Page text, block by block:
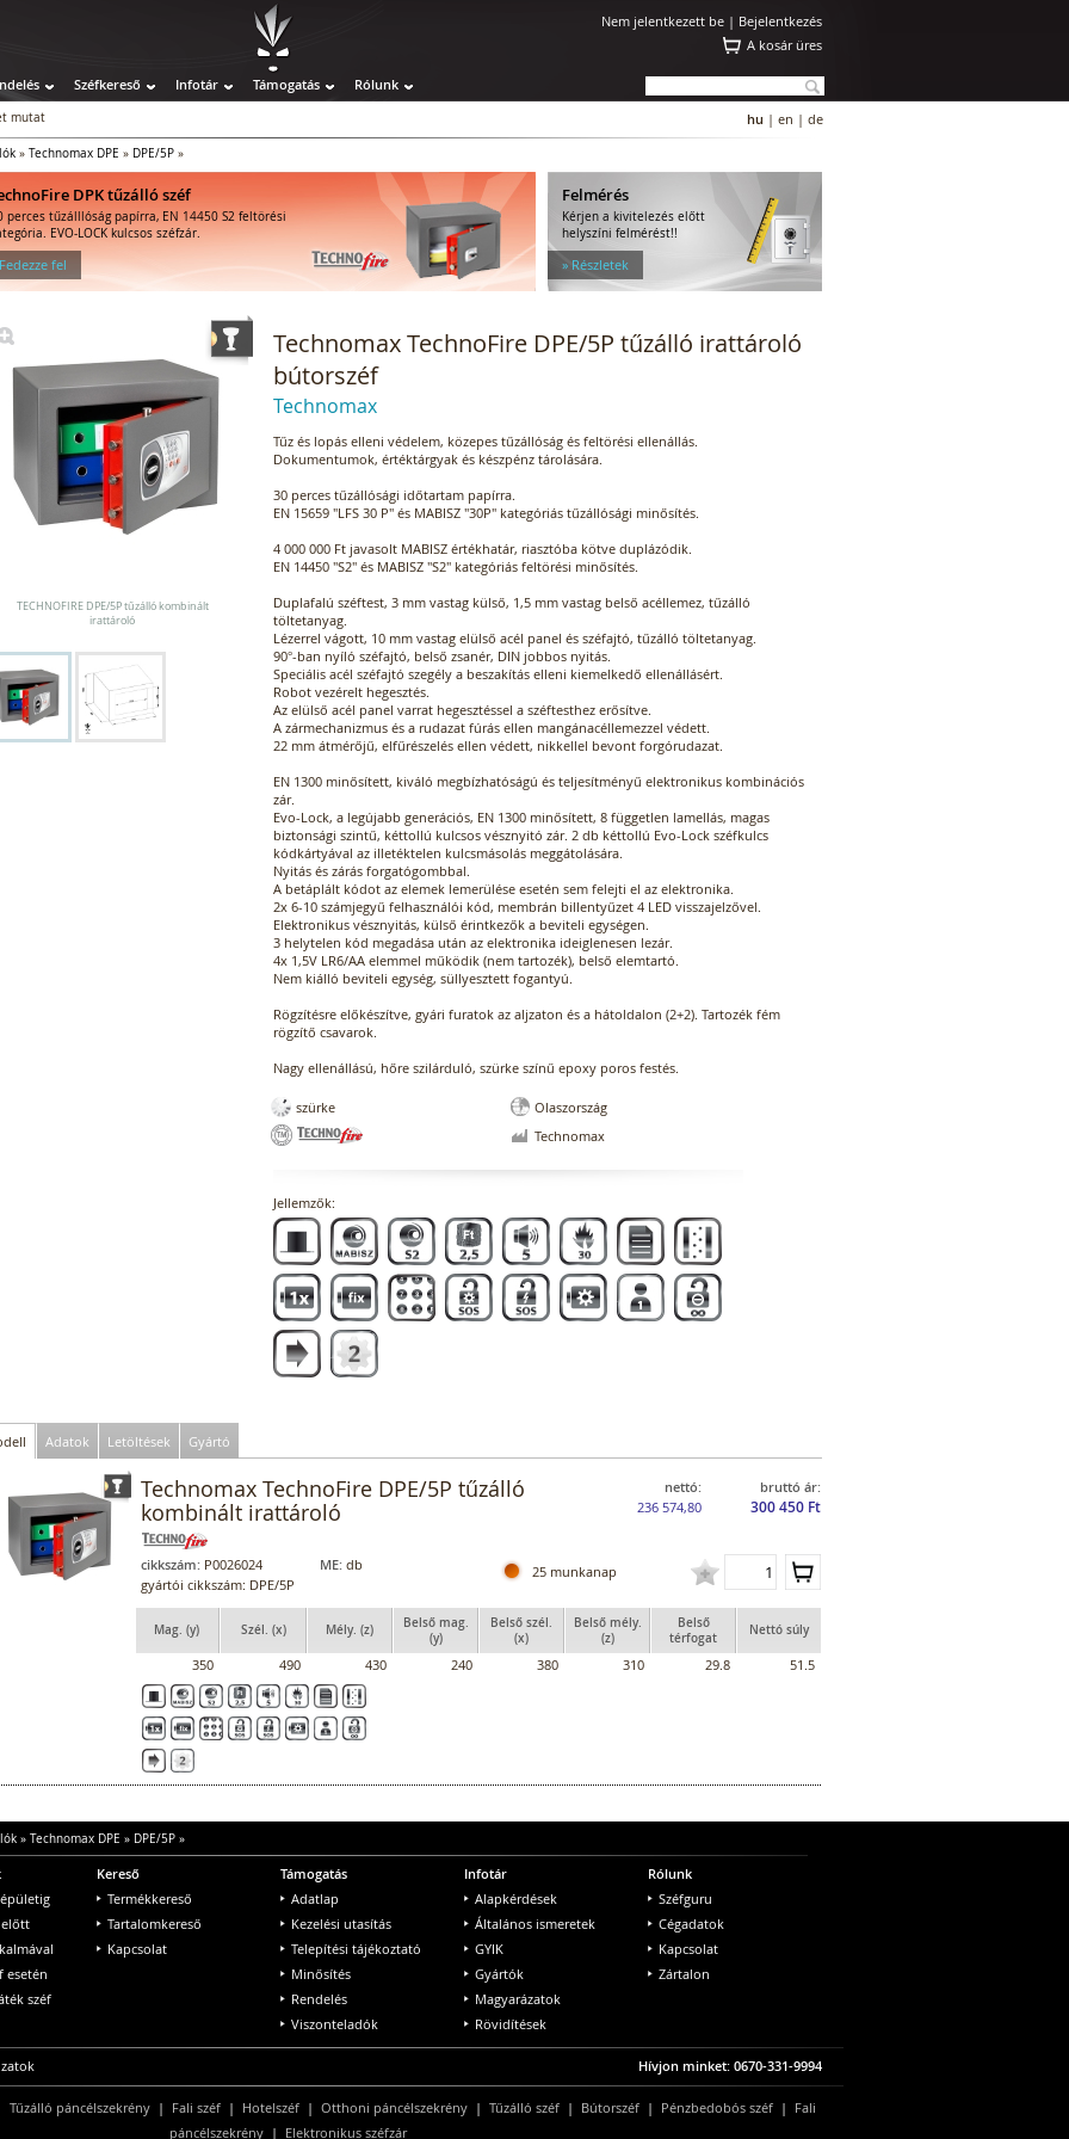
Nem jelentkezett be | Bejelentkezés
A kosár üres
Széfkereső Infotár Támogatás Rólunk
mutat hu | en | de
» Technomax DPE » DPE/5P »
DPK tűzálló széf
perces tűzálllóság papírra, EN 14450 S2 feltörési
EVO-LOCK kulcsos széfzár.
fel
Felmérés
Kérjen a kivitelezés előtt
helyszíni felmérést!!
» Részletek
TECHNOFIRE DPE/5P tűzálló kombinált
irattároló
Technomax TechnoFire DPE/5P tűzálló irattároló
bútorszéf
Technomax
Tűz és lopás elleni védelem, közepes tűzállóság és feltörési ellenállás.
Dokumentumok, értéktárgyak és készpénz tárolására.
30 perces tűzállósági időtartam papírra.
EN 15659 "LFS 30 P" és MABISZ "30P" kategóriás tűzállósági minősítés.
4 000 000 Ft javasolt MABISZ értékhatár, riasztóba kötve duplázódik.
EN 14450 "S2" és MABISZ "S2" kategóriás feltörési minősítés.
Duplafalú széftest, 3 mm vastag külső, 1,5 mm vastag belső acéllemez, tűzálló
töltetanyag.
Lézerrel vágott, 10 mm vastag elülső acél panel és széfajtó, tűzálló töltetanyag.
90°-ban nyíló széfajtó, belső zsanér, DIN jobbos nyitás.
Speciális acél széfajtó szegély a beszakítás elleni kiemelkedő ellenállásért.
Robot vezérelt hegesztés.
Az elülső acél panel varrat hegesztéssel a széftesthez erősítve.
A zármechanizmus és a rudazat fúrás ellen mangánacéllemezzel védett.
22 mm átmérőjű, elfűrészelés ellen védett, nikkellel bevont forgórudazat.
EN 1300 minősített, kiváló megbízhatóságú és teljesítményű elektronikus kombinációs
zár.
Evo-Lock, a legújabb generációs, EN 1300 minősített, 8 független lamellás, magas
biztonsági szintű, kéttollú kulcsos vésznyitó zár. 2 db kéttollú Evo-Lock széfkulcs
kódkártyával az illetéktelen kulcsmásolás meggátolására.
Nyitás és zárás forgatógombbal.
A betáplált kódot az elemek lemerülése esetén sem felejti el az elektronika.
2x 6-10 számjegyű felhasználói kód, membrán billentyűzet 4 LED visszajelzővel.
Elektronikus vésznyitás, külső érintkezők a beviteli egységen.
3 helytelen kód megadása után az elektronika ideiglenesen lezár.
4x 1,5V LR6/AA elemmel működik (nem tartozék), belső elemtartó.
Nem kiálló beviteli egység, süllyesztett fogantyú.
Rögzítésre előkészítve, gyári furatok az aljzaton és a hátoldalon (2+2). Tartozék fém
rögzítő csavarok.
Nagy ellenállású, hőre szilárduló, szürke színű epoxy poros festés.
szürke
Olaszország
Technomax
Jellemzők:
Adatok Letöltések Gyártó
nettó:
236 574,80
bruttó ár:
300 450 Ft
Technomax TechnoFire DPE/5P tűzálló
kombinált irattároló
cikkszám: P0026024 ME: db 25 munkanap
gyártói cikkszám: DPE/5P
Mag. (y) Szél. (x) Mély. (z)
Belső mag.
(y)
Belső szél.
(x)
Belső mély.
(z)
Belső
térfogat
Nettó súly
350 490 430 240 380 310 29.8 51.5
» Technomax DPE » DPE/5P»
előtt
esetén
széf
Kereső
Termékkereső
Tartalomkereső
Kapcsolat
Támogatás
Adatlap
Kezelési utasítás
Telepítési tájékoztató
Minősítés
Rendelés
Viszonteladók
Infotár
Alapkérdések
Általános ismeretek
GYIK
Gyártók
Magyarázatok
Rövidítések
Rólunk
Széfguru
Cégadatok
Kapcsolat
Zártalon
Hívjon minket: 0670-331-9994
Tűzálló páncélszekrény| Fali széf| Hotelszéf| Otthoni páncélszekrény| Tűzálló széf| Bútorszéf| Pénzbedobós széf| Fali
páncélszekrény | Elektronikus széfzár